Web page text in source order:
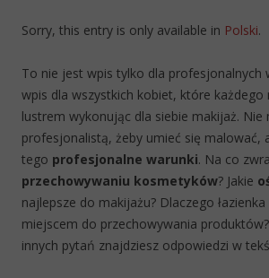
Sorry, this entry is only available in Polski.
To nie jest wpis tylko dla profesjonalnych
wpis dla wszystkich kobiet, które każdego
lustrem wykonując dla siebie makijaż. Nie
profesjonalistą, żeby umieć się malować,
tego profesjonalne warunki. Na co
przechowywaniu kosmetyków? Jakie
najlepsze do makijażu? Dlaczego
miejscem do przechowywania
innych pytań znajdziesz odpowiedzi w